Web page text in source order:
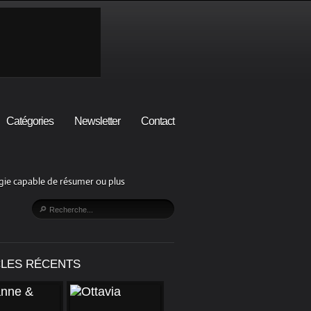
Catégories Newsletter Contact
capable de résumer ou plus
RÉCENTS